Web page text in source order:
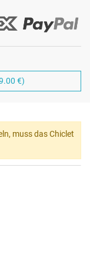
€)
muss das Chiclet